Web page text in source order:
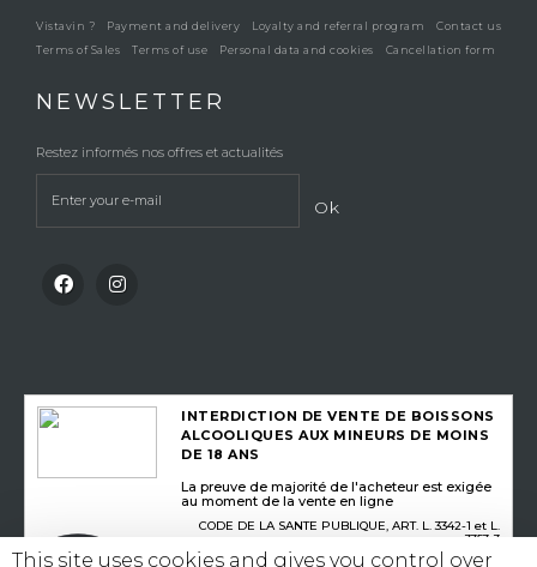
Vistavin ? Payment and delivery Loyalty and referral program
Contact us
Terms of Sales
Terms of use Personal data and cookies Cancellation form
NEWSLETTER
Restez informés nos offres et actualités
Ok
INTERDICTION DE VENTE DE BOISSONS
ALCOOLIQUES AUX MINEURS DE MOINS
DE 18 ANS
La preuve de majorité de l'acheteur est exigée
au moment de la vente en ligne
CODE DE LA SANTE PUBLIQUE, ART. L. 3342-1 et L.
3353-3
This site uses cookies and gives you control over